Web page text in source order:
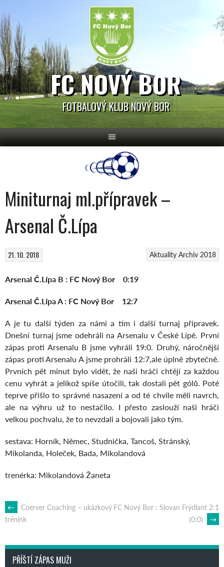
to
content
FC NOVÝ BOR
FOTBALOVÝ KLUB NOVÝ BOR
Miniturnaj ml.přípravek –
Arsenal Č.Lípa
Aktuality Archiv 2018
21. 10. 2018
Arsenal Č.Lípa B : FC Nový Bor 0:19
Arsenal Č.Lípa A : FC Nový Bor 12:7
A je tu další týden za námi a tím i další turnaj přípravek.
Dnešní turnaj jsme odehráli na Arsenalu v České Lípě. První
zápas proti Arsenalu B jsme vyhráli 19:0. Druhý, náročnější
zápas proti Arsenalu A jsme prohráli 12:7,ale úplně zbytečně.
Prvních pět minut bylo vidět, že naši hráči chtějí za každou
cenu vyhrát a jelikož spíše útočili, tak dostali pět gólů. Poté
teprve přišlo to správné nasazení a od té chvíle měli navrch,
ale na výhru už to nestačilo. I přesto zaslouží naši hráči
velkou pochvalu, že to nevzdali a bojovali jako tým.
sestava: Horník, Němec, Studnička, Tancoš, Stránský,
Mikolanda, Holeček, Bada, Mikolandová
trenérka: Mikolandová Žaneta
POST
NAVIGATION
←
Coerver Coaching – ukázkový
trénink
FC Nový Bor : Slovan Frýdlant 2:1
(0:0)
→
PŘÍŠTÍ ZÁPAS MUŽI